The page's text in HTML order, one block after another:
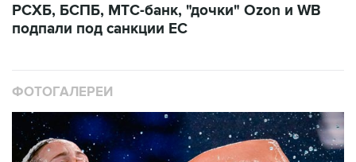
РСХБ, БСПБ, МТС-банк, "дочки" Ozon и WB
подпали под санкции ЕС
ФОТОГАЛЕРЕИ